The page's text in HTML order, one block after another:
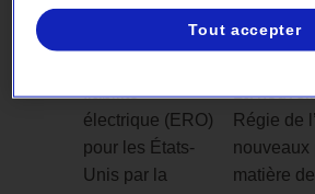
Désignation de
la NERC comme
fiabilité
électrique (ERO)
pour les États-
Unis par la
des
États-Unis.
La
Régie de
nouveaux
matière
Tout accepter